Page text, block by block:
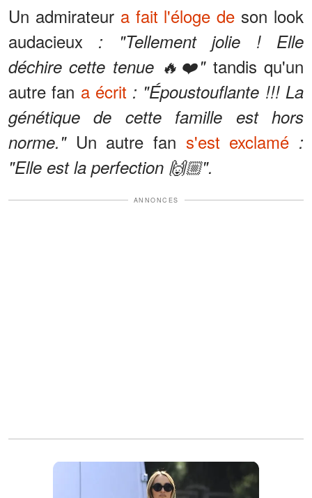
Un admirateur a fait l'éloge de son look
audacieux : "Tellement jolie ! Elle
déchire cette tenue 🔥❤️"tandis qu'un
autre fan a écrit : "Époustouflante !!! La
génétique de cette famille est hors
norme."Un autre fan s'est exclamé :
"Elle est la perfection 🙌🏼".
ANNONCES